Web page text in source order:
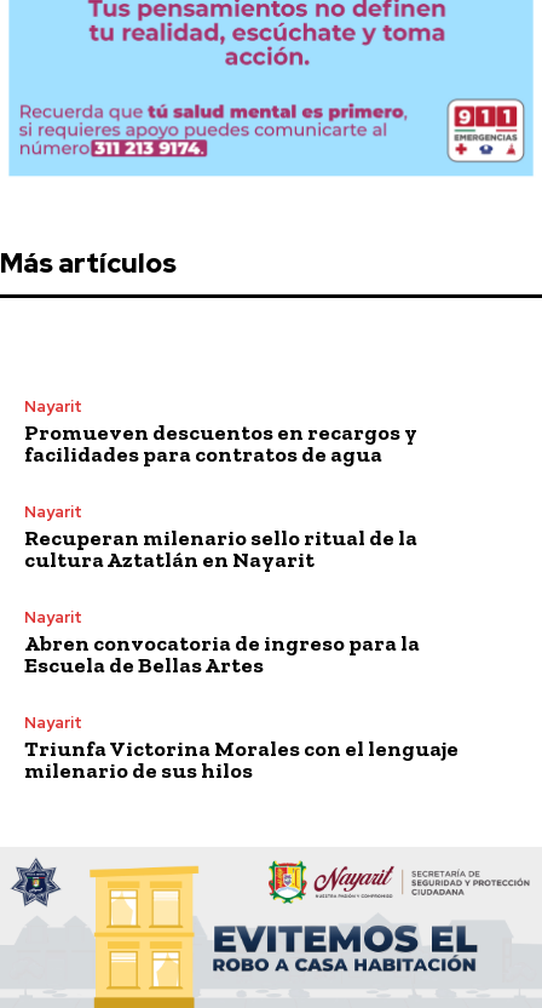
Más artículos
Nayarit
Promueven descuentos en recargos y
facilidades para contratos de agua
Nayarit
Recuperan milenario sello ritual de la
cultura Aztatlán en Nayarit
Nayarit
Abren convocatoria de ingreso para la
Escuela de Bellas Artes
Nayarit
Triunfa Victorina Morales con el lenguaje
milenario de sus hilos